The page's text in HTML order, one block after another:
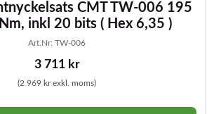
CMT TW-006 195
inkl 20 bits ( Hex 6,35 )
Art.Nr: TW-006
3 711 kr
(2 969 kr exkl. moms)